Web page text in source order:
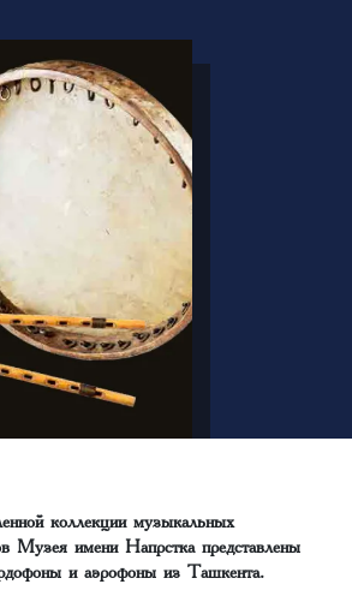
коллекции музыкальных
Музея имени Напрстка представлены
и аэрофоны из Ташкента.